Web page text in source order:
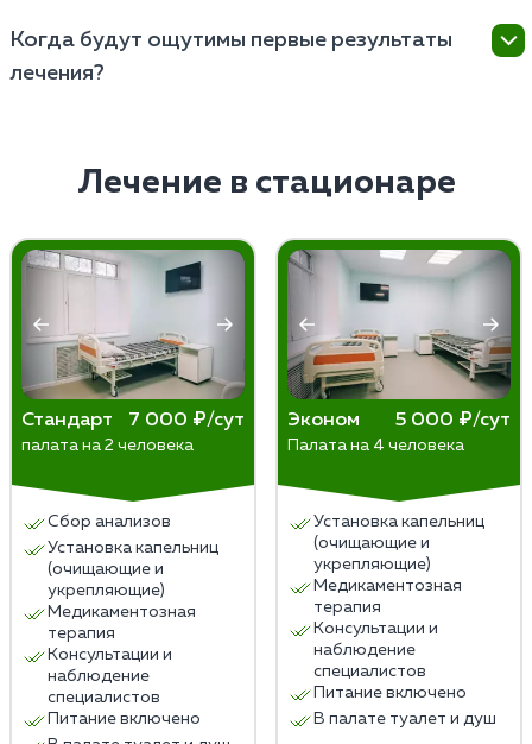
симптомов (более двух недель), более интенсивным
и устойчивым нарушением настроения. Она может
потерей аппетита или избыточным приемом пищи,
более серьезные последствия для здоровья, может
привести к ухудшению физического и психического
благополучия и повышает риск самоубийства.
Когда будут ощутимы первые результаты
лечения?
Тип и тяжесть депрессивного расстройства –
поддаются терапии и требуют большего
времени для достижения значимых улучшений.
Индивидуальные особенности пациента —
некоторым людям потребуется больше
времени, чтобы заметить улучшения в своем
состоянии.
Как правило, ощутимые результаты начинают
появляться в течение нескольких недель после
восстановления может потребоваться
продолжительное время — от нескольких
месяцев до года и более.
Лечение в стационаре
Стандарт 7 000 ₽/сут
палата на 2 человека
Сбор анализов
Установка капельниц
(очищающие и
укрепляющие)
Медикаментозная
терапия
Консультации и
наблюдение
специалистов
Питание включено
Эконом 5 000 ₽/сут
Палата на 4 человека
Установка капельниц
(очищающие и
укрепляющие)
Медикаментозная
терапия
Консультации и
наблюдение
специалистов
Питание включено
В палате туалет и душ